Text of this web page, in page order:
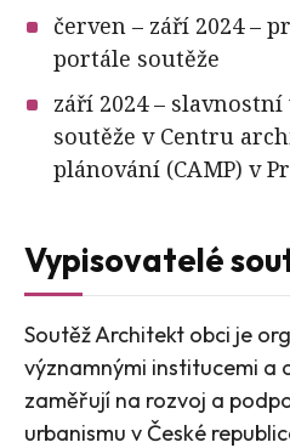
červen – září 2024 –
portále soutěže
září 2024 –
soutěže v Centru
plánování (CAMP) v
Vypisovatelé
Soutěž Architekt obci je
významnými institucemi a
zaměřují na rozvoj a
urbanismu v České